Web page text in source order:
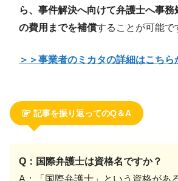
ら、事件解決へ向けて弁護士へ事
の費用までを補償することが可能で
＞＞事業者のミカタの詳細はこちら
記事を振り返ってのQ＆A
Q：国際弁護士は資格名ですか？
A：「国際弁護士」という資格があ